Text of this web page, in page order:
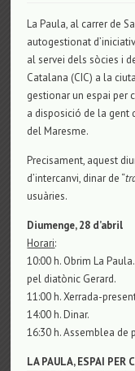
La Paula, al carrer de
autogestionat
al servei dels sòcies i
Catalana (CIC) a la
gestionar un espai per
a disposició de la gent
del Maresme.
Precisament, aquest
d’intercanvi, dinar de “
usuàries.
Diumenge, 28 d’abril
Horari:
10:00 h. Obrim La
pel diatònic Gerard.
11:00 h. Xerrada-
14:00 h. Dinar.
16:30 h. Assemblea de
LA PAULA, ESPAI PER